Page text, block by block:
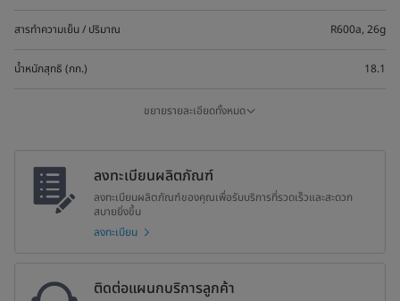
สารทำความเย็น / ปริมาณ R600a, 26g
น้ำหนักสุทธิ (กก.) 18.1
ขนาดผลิตภัณฑ์ (มม.) (W×D×H)
ขนาดกล่อง (มม.) (W×D×H)
ขยายรายละเอียดทั้งหมด
ลงทะเบียนผลิตภัณฑ์
ลงทะเบียนผลิตภัณฑ์ของคุณเพื่อรับบริการที่รวดเร็วและสะดวก
สบายยิ่งขึ้น
ลงทะเบียน
ติดต่อแผนกบริการลูกค้า